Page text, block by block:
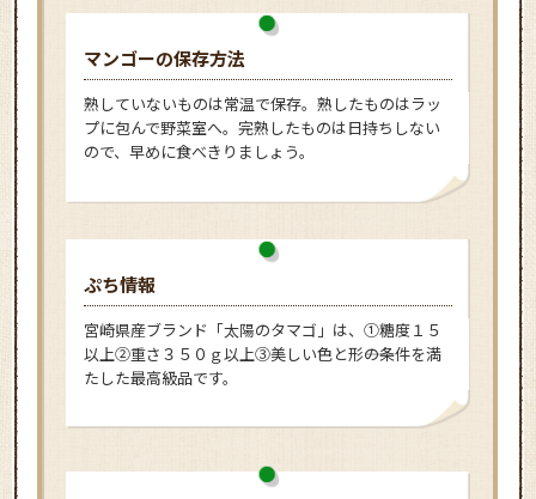
マンゴーの保存方法
熟していないものは常温で保存。熟したものはラッ
プに包んで野菜室へ。完熟したものは日持ちしない
ので、早めに食べきりましょう。
ぷち情報
宮崎県産ブランド「太陽のタマゴ」は、①糖度１５
以上②重さ３５０ｇ以上③美しい色と形――の条件を満
たした最高級品です。